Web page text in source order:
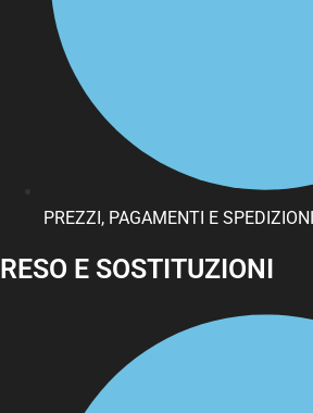
PREZZI, PAGAMENTI E SPEDIZIONI
RESO E SOSTITUZIONI